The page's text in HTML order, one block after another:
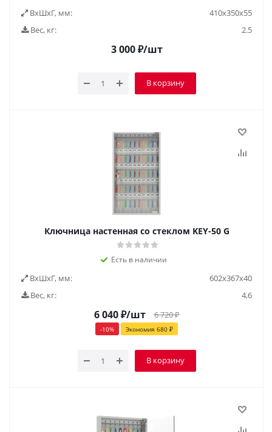
ВxШxГ, мм:
410х350х55
Вес, кг:
2.5
3 000₽/шт
В корзину
Ключница настенная со стеклом KEY-50 G
Есть в наличии
ВxШxГ, мм:
602x367x40
Вес, кг:
4,6
6 040₽/шт 6 720₽
-10% Экономия 680 ₽
В корзину